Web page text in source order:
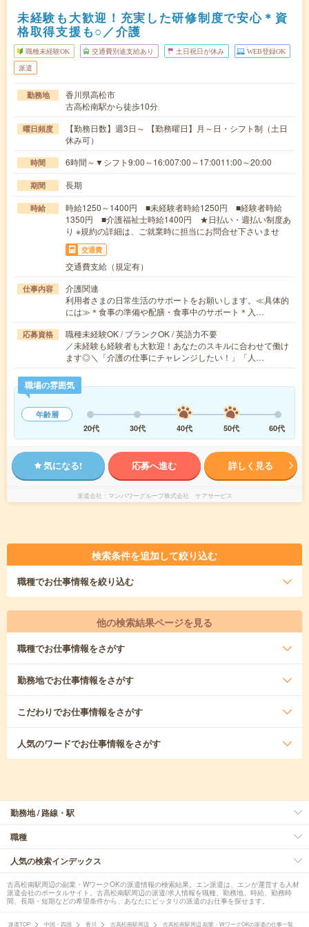
未経験も大歓迎！充実した研修制度で安心＊資
格取得支援も○／介護
職種未経験OK 交通費別途支給あり 土日祝日が休み WEB登録OK
派遣
勤務地
香川県高松市
古高松南駅から徒歩10分
曜日頻度
【勤務日数】週3日～ 【勤務曜日】月～日・シフト制（土日
休み可）
時間 6時間～▼シフト9:00～16:007:00～17:0011:00～20:00
期間 長期
時給
時給1250～1400円 ■未経験者時給1250円 ■経験者時給
1350円 ■介護福祉士時給1400円 ★日払い・週払い制度あ
り ※規約の詳細は、ご就業時に担当にお問合せ下さいませ
交通費
交通費支給（規定有）
仕事内容
介護関連
利用者さまの日常生活のサポートをお願いします。≪具体的
には≫＊食事の準備や配膳・食事中のサポート＊入…
応募資格
職種未経験OK / ブランクOK / 英語力不要
／未経験も経験者も大歓迎！あなたのスキルに合わせて働け
ます◎＼「介護の仕事にチャレンジしたい！」「人…
職場の雰囲気
年齢層
20代
30代 40代 50代 60代
気になる! 応募へ進む 詳しく見る
派遣会社 マンパワーグループ株式会社 ケアサービス
検索条件を追加して絞り込む
職種でお仕事情報を絞り込む
他の検索結果ページを見る
職種でお仕事情報をさがす
勤務地でお仕事情報をさがす
こだわりでお仕事情報をさがす
人気のワードでお仕事情報をさがす
勤務地 / 路線・駅
職種
人気の検索インデックス
古高松南駅周辺の副業・WワークOKの派遣情報の検索結果。エン派遣は、エンが運営する人材
派遣会社のポータルサイト。古高松南駅周辺の派遣/求人情報を職種、勤務地、時給、勤務時
間、長期・短期などの希望条件から、あなたにピッタリの派遣のお仕事を探せます。
派遣TOP 中国・四国 香川 古高松南駅周辺 古高松南駅周辺 副業・WワークOKの派遣の仕事一覧